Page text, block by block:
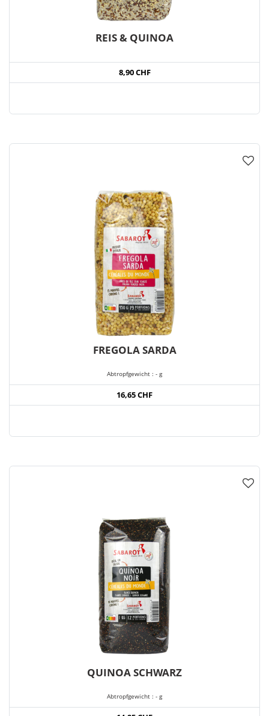
REIS & QUINOA
8,90 CHF
FREGOLA SARDA
Abtropfgewicht : - g
16,65 CHF
QUINOA SCHWARZ
Abtropfgewicht : - g